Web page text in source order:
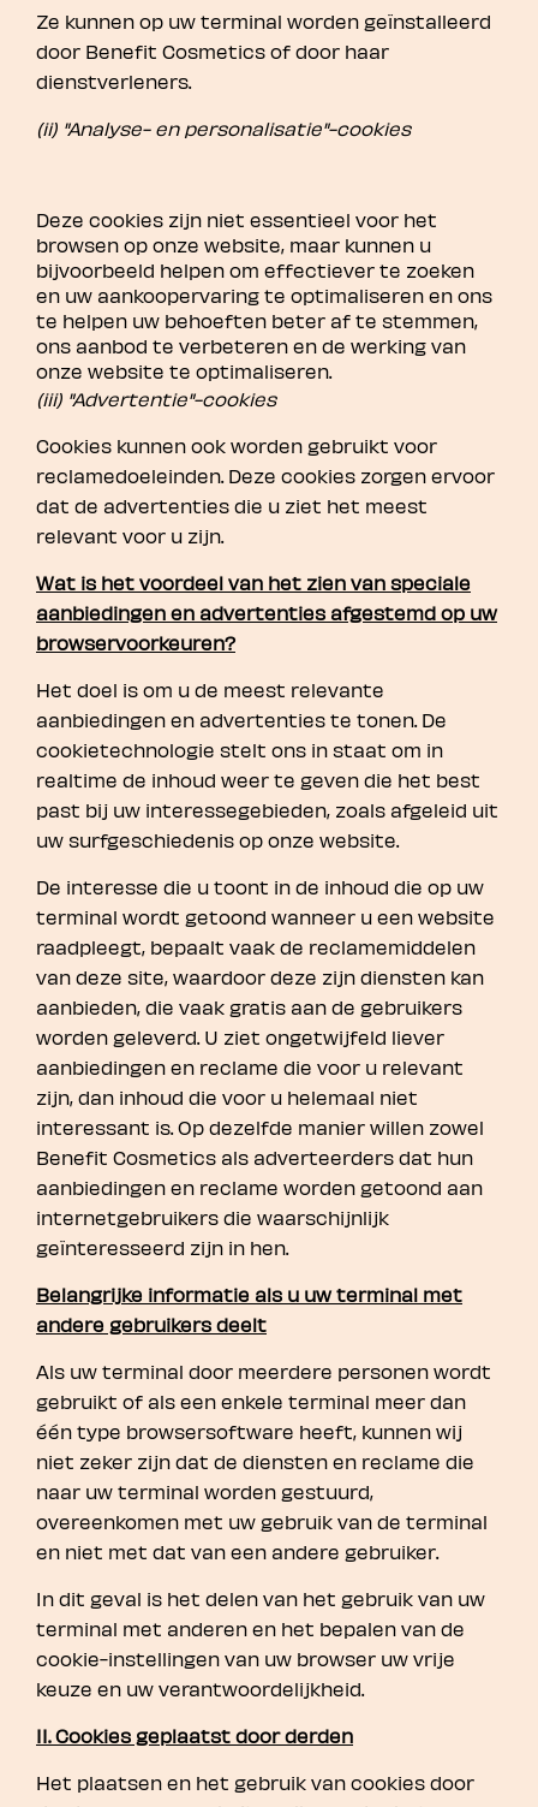
Ze kunnen op uw terminal worden geïnstalleerd
door Benefit Cosmetics of door haar
dienstverleners.
(ii) "Analyse- en personalisatie"-cookies
Deze cookies zijn niet essentieel voor het
browsen op onze website, maar kunnen u
bijvoorbeeld helpen om effectiever te zoeken
en uw aankoopervaring te optimaliseren en ons
te helpen uw behoeften beter af te stemmen,
ons aanbod te verbeteren en de werking van
onze website te optimaliseren.
(iii) "Advertentie"-cookies
Cookies kunnen ook worden gebruikt voor
reclamedoeleinden. Deze cookies zorgen ervoor
dat de advertenties die u ziet het meest
relevant voor u zijn.
Wat is het voordeel van het zien van speciale
aanbiedingen en advertenties afgestemd op uw
browservoorkeuren?
Het doel is om u de meest relevante
aanbiedingen en advertenties te tonen. De
cookietechnologie stelt ons in staat om in
realtime de inhoud weer te geven die het best
past bij uw interessegebieden, zoals afgeleid uit
uw surfgeschiedenis op onze website.
De interesse die u toont in de inhoud die op uw
terminal wordt getoond wanneer u een website
raadpleegt, bepaalt vaak de reclamemiddelen
van deze site, waardoor deze zijn diensten kan
aanbieden, die vaak gratis aan de gebruikers
worden geleverd. U ziet ongetwijfeld liever
aanbiedingen en reclame die voor u relevant
zijn, dan inhoud die voor u helemaal niet
interessant is. Op dezelfde manier willen zowel
Benefit Cosmetics als adverteerders dat hun
aanbiedingen en reclame worden getoond aan
internetgebruikers die waarschijnlijk
geïnteresseerd zijn in hen.
Belangrijke informatie als u uw terminal met
andere gebruikers deelt
Als uw terminal door meerdere personen wordt
gebruikt of als een enkele terminal meer dan
één type browsersoftware heeft, kunnen wij
niet zeker zijn dat de diensten en reclame die
naar uw terminal worden gestuurd,
overeenkomen met uw gebruik van de terminal
en niet met dat van een andere gebruiker.
In dit geval is het delen van het gebruik van uw
terminal met anderen en het bepalen van de
cookie-instellingen van uw browser uw vrije
keuze en uw verantwoordelijkheid.
II. Cookies geplaatst door derden
Het plaatsen en het gebruik van cookies door